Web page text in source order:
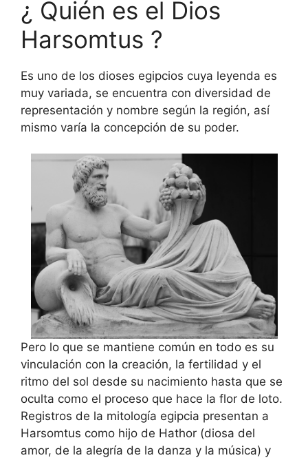
¿ Quién es el Dios
Harsomtus ?
Es uno de los dioses egipcios cuya leyenda es
muy variada, se encuentra con diversidad de
representación y nombre según la región, así
mismo varía la concepción de su poder.
Pero lo que se mantiene común en todo es su
vinculación con la creación, la fertilidad y el
ritmo del sol desde su nacimiento hasta que se
oculta como el proceso que hace la flor de loto.
Registros de la mitología egipcia presentan a
Harsomtus como hijo de Hathor (diosa del
amor, de la alegría de la danza y la música) y